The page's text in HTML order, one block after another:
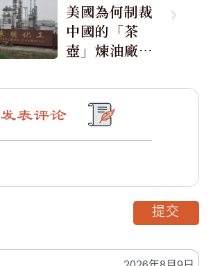
美國為何制裁
中國的「茶
壺」煉油廠與4
发表评论
提交